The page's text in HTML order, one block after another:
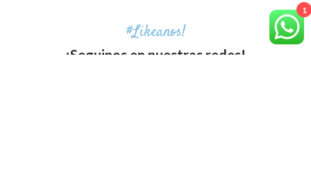
#Likeanos!
¡Seguinos en nuestras redes!
1